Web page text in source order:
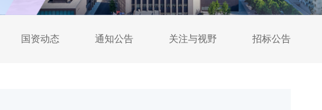
国资动态 通知公告 关注与视野 招标公告